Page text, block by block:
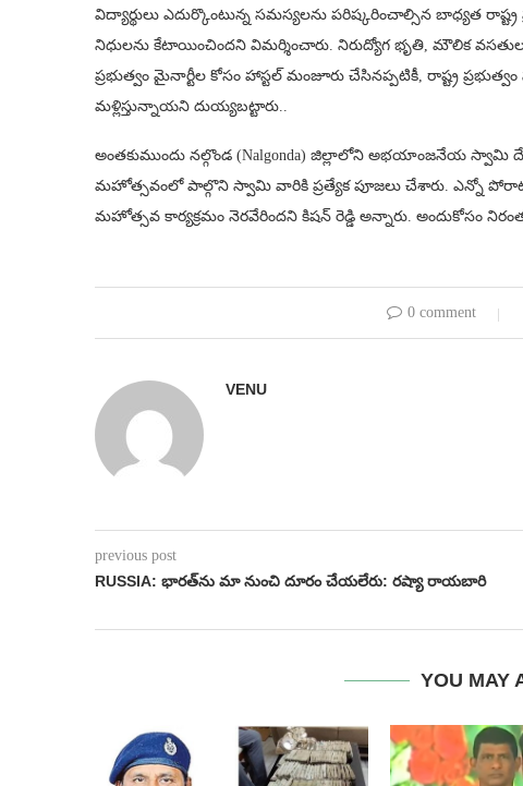
విద్యార్థులు ఎదుర్కొంటున్న సమస్యలను పరిష్కరించాల్సిన బాధ్యత
నిధులను కేటాయించిందని విమర్శించారు. నిరుద్యోగ భృతి, మౌలిక
ప్రభుత్వం మైనార్టీల కోసం హాస్టల్ మంజూరు చేసినప్పటికీ, రాష్ట్ర
మళ్లిస్తున్నాయని దుయ్యబట్టారు..
అంతకుముందు నల్గొండ (Nalgonda) జిల్లాలోని అభయాంజనేయ స్వామి
మహోత్సవంలో పాల్గొని స్వామి వారికి ప్రత్యేక పూజలు చేశారు. ఎన్నో
మహోత్సవ కార్యక్రమం నెరవేరిందని కిషన్ రెడ్డి అన్నారు. అందుకోసం
0 comment
VENU
previous post
RUSSIA: భారత్‌ను మా నుంచి దూరం చేయలేరు: రష్యా రాయబారి
YOU MAY